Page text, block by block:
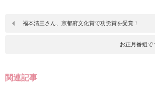
福本清三さん、京都府文化賞で功労賞を受賞！
お正月番組で
関連記事